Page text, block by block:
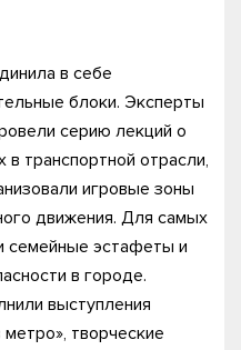
в себе
блоки. Эксперты
серию лекций о
транспортной отрасли,
игровые зоны
движения. Для самых
семейные эстафеты и
в городе.
выступления
творческие